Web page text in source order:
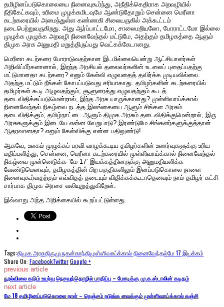
தமிழினப்படுகொலையை நினைவுகூர்ந்து, அநீதிக்கெதிராக அறவழியில்
நீதிகேட்கவும், உரிமை முழக்கமிடவுமே ஆண்டுதோறும் சென்னை மெரீனா
கடற்கரையில் அமைந்துள்ள கண்ணகி சிலையருகில் அக்கூட்டம்
நடைபெற்றுவருகிறது. அது ஆர்ப்பாட்டமோ, சாலைமறியலோ, போராட்டமோ இல்லை
முழுக்க முழுக்க அறவழி நினைவேந்தல் மட்டுமே, அதற்கும் தமிழகத்தை ஆளும்
திமுக அரசு அனுமதி மறுத்திருப்பது வெட்கக்கேடானது.
மெரீனா கடற்கரை போராடுவதற்கான இடமில்லையென்று ஆட்சியாளர்கள்
அறிவிப்பீர்களானால், இறந்த அரசியல் தலைவர்களின் உடலைப் புதைப்பதற்கு
மட்டுமானதா கடற்கரை? எனும் கேள்வி எழுவதைத் தவிர்க்க முடியவில்லை.
அதற்கு மட்டும் நீங்கள் கோபப்படுவது சரியாகாது. தமிழர்களின் கடற்கரையில்
தமிழர்கள் கூடி அழுவதற்கும், சூளுரைத்து எழுவதற்கும் கூடத்
தடைவிதிக்கப்படுமென்றால், இந்த அரசு யாருக்கானது? முள்ளிவாய்க்கால்
நினைவேந்தல் நிகழ்வை நடத்த இலங்கையை ஆளும் சிங்கள அரசும்
தடைவிதிக்கும்; தமிழ்நாட்டை ஆளும் திமுக அரசும் தடைவிதிக்குமென்றால், இரு
அரசுகளுக்கும் இடையே என்ன வேறுபாடு? இரண்டுமே சிங்களர்களுக்குத்தான்
ஆதரவானதா? எனும் கேள்விக்கு என்ன பதிலுண்டு!
ஆகவே, உலகம் முழுக்கப் பரவி வாழக்கூடிய தமிழர்களின் உணர்வுகளுக்கு உரிய
மதிப்பளித்து, சென்னை, மெரீனா கடற்கரையில் முள்ளிவாய்க்கால் நினைவேந்தல்
நிகழ்வை முன்னெடுக்க ‘மே 17’ இயக்கத்தினருக்கு அனுமதியளிக்க
வேண்டுமெனவும், தமிழகத்தின் பிற பகுதிகளிலும் இனப்படுகொலை நாளை
நினைவுகூர்வதற்கும் எவ்விதத் தடையும் விதிக்கக்கூடாதெனவும் நாம் தமிழர் கட்சி
சார்பாக திமுக அரசை வலியுறுத்துகிறேன்.
இவ்வாறு அந்த அறிக்கையில் கூறப்பட்டுள்ளது.
Tags:திமுக அரசுதிருமுருகன்காந்திமுள்ளிவாய்க்கால் நினைவேந்தல்மே 17 இயக்கம்
Share On: FacebookTwitterGoogle +
previous article
நூல்விலை கடும் உயர்வு நெசவுத்தொழில் பாதிப்பு – மோடிக்கு மு.க.ஸ்டாலின் கடிதம்
next article
மே 18 தமிழினப்படுகொலை நாள் – நெஞ்சம் நடுங்க வைக்கும் முள்ளிவாய்க்கால் கஞ்சி